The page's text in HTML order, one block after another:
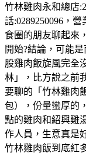
竹林雞肉永和總店
話:0289250096，營
食圈的朋友聊起來
開始?結論，可能
股雞肉飯旋風完全
林」，比方說之前
要聊的「竹林雞肉
包），份量蠻厚的
點的雞肉和紹興雞
作人員，生意真是
竹林雞肉飯到底紅